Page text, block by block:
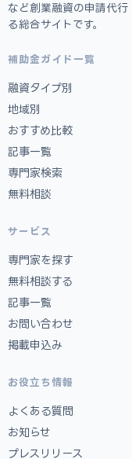
など創業融資の申請代
る総合サイトです。
補助金ガイド一覧
融資タイプ別
地域別
おすすめ比較
記事一覧
専門家検索
無料相談
サービス
専門家を探す
無料相談する
記事一覧
お問い合わせ
掲載申込み
お役立ち情報
よくある質問
お知らせ
プレスリリース